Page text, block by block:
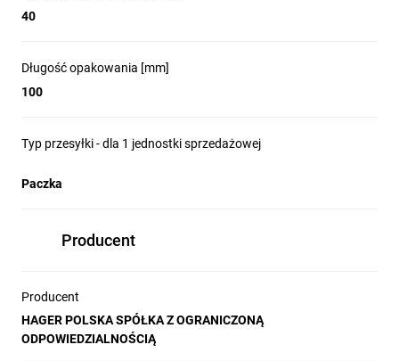
40
Długość opakowania [mm]
100
Typ przesyłki - dla 1 jednostki sprzedażowej
Paczka
Producent
Producent
HAGER POLSKA SPÓŁKA Z OGRANICZONĄ
ODPOWIEDZIALNOŚCIĄ